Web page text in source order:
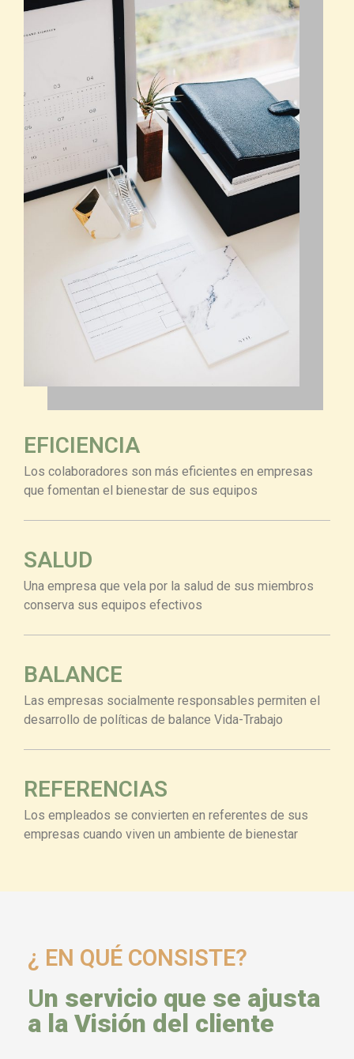
EFICIENCIA
Los colaboradores son más eficientes en empresas
que fomentan el bienestar de sus equipos
SALUD
Una empresa que vela por la salud de sus miembros
conserva sus equipos efectivos
BALANCE
Las empresas socialmente responsables permiten el
desarrollo de políticas de balance Vida-Trabajo
REFERENCIAS
Los empleados se convierten en referentes de sus
empresas cuando viven un ambiente de bienestar
¿ EN QUÉ CONSISTE?
Un servicio que se ajusta
a la Visión del cliente